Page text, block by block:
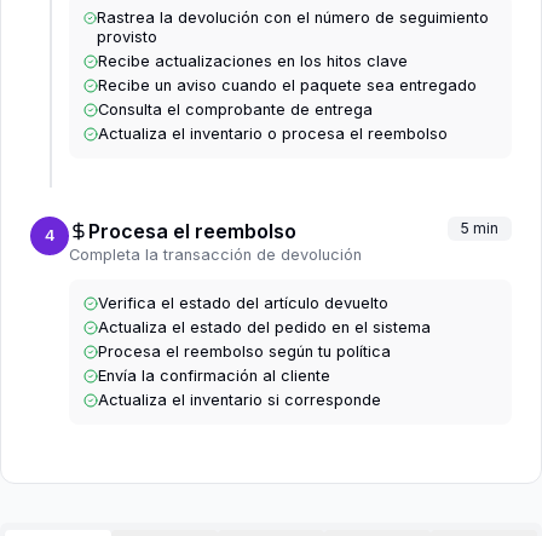
Rastrea la devolución con el número de seguimiento
provisto
Recibe actualizaciones en los hitos clave
Recibe un aviso cuando el paquete sea entregado
Consulta el comprobante de entrega
Actualiza el inventario o procesa el reembolso
4 Procesa el reembolso
Completa la transacción de devolución
5 min
Verifica el estado del artículo devuelto
Actualiza el estado del pedido en el sistema
Procesa el reembolso según tu política
Envía la confirmación al cliente
Actualiza el inventario si corresponde